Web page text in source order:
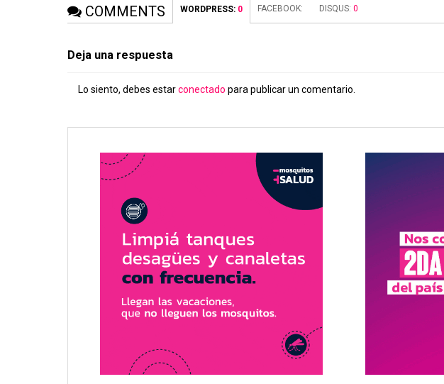
COMMENTS WORDPRESS: 0 FACEBOOK: DISQUS:0
Deja una respuesta
Lo siento, debes estarconectado para publicar un comentario.